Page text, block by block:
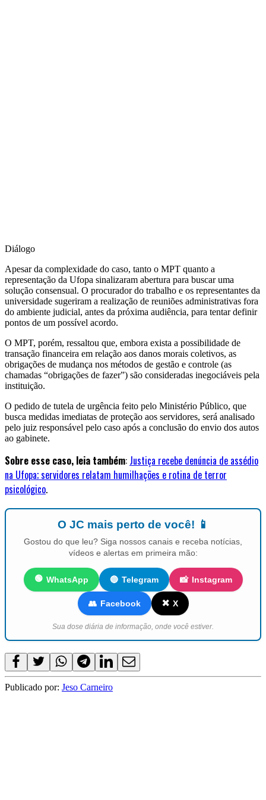
Diálogo
Apesar da complexidade do caso, tanto o MPT quanto a
representação da Ufopa sinalizaram abertura para buscar uma
solução consensual. O procurador do trabalho e os representantes da
universidade sugeriram a realização de reuniões administrativas fora
do ambiente judicial, antes da próxima audiência, para tentar definir
pontos de um possível acordo.
O MPT, porém, ressaltou que, embora exista a possibilidade de
transação financeira em relação aos danos morais coletivos, as
obrigações de mudança nos métodos de gestão e controle (as
chamadas “obrigações de fazer”) são consideradas inegociáveis pela
instituição.
O pedido de tutela de urgência feito pelo Ministério Público, que
busca medidas imediatas de proteção aos servidores, será analisado
pelo juiz responsável pelo caso após a conclusão do envio dos autos
ao gabinete.
Sobre esse caso, leia também: Justiça recebe denúncia de assédio
na Ufopa; servidores relatam humilhações e rotina de terror
psicológico.
O JC mais perto de você! 📱
Gostou do que leu? Siga nossos canais e receba notícias,
vídeos e alertas em primeira mão:
🟢 WhatsApp 🔵 Telegram 📸 Instagram
👥 Facebook ✖️ X
Sua dose diária de informação, onde você estiver.
Publicado por: Jeso Carneiro